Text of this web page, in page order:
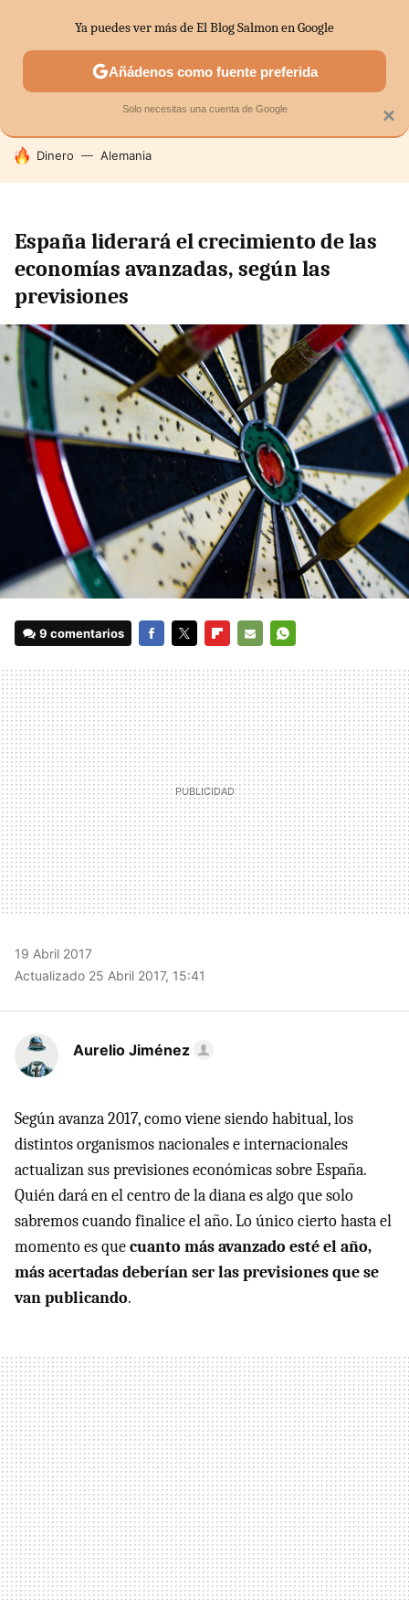
SECTORES ECONOMÍA DOMÉSTICA MERCADOS
HOY SE HABLA DE
Dinero Alemania
España liderará el crecimiento de las
economías avanzadas, según las
previsiones
9 comentarios
MAIL
19 Abril 2017
Actualizado 25 Abril 2017, 15:41
Aurelio Jiménez
Según avanza 2017, como viene siendo habitual, los
distintos organismos nacionales e internacionales
actualizan sus previsiones económicas sobre España.
Quién dará en el centro de la diana es algo que solo
sabremos cuando finalice el año. Lo único cierto hasta el
momento es quecuanto más avanzado esté el año,
más acertadas deberían ser las previsiones que se
van publicando.
×
Ya puedes ver más de El Blog Salmon en Google
Añádenos como fuente preferida
Solo necesitas una cuenta de Google